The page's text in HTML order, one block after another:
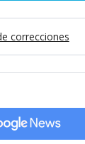
correcciones